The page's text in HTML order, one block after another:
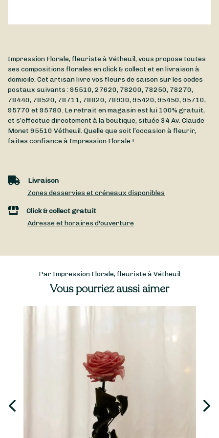
Impression Florale, fleuriste à Vétheuil, vous propose toutes
ses compositions florales en click & collect et en livraison à
domicile. Cet artisan livre vos fleurs de saison sur les codes
postaux suivants : 95510, 27620, 78200, 78250, 78270,
78440, 78520, 78711, 78820, 78930, 95420, 95450, 95710,
95770 et 95780. Le retrait en magasin est lui 100% gratuit,
et s’effectue directement à la boutique, située34 Av. Claude
Monet 95510 Vétheuil. Quelle que soit l’occasion à fleurir,
faites confiance à Impression Florale !
Livraison
Zones desservies et créneaux disponibles
Click & collect gratuit
Adresse et horaires d'ouverture
Par Impression Florale, fleuriste à Vétheuil
Vous pourriez aussi aimer